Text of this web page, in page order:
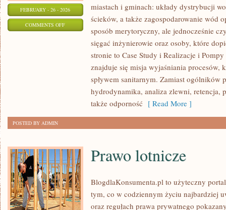
FEBRUARY - 26 - 2026
COMMENTS OFFON
ZRÓWNOWAŻONE
BUDOWNICTWO
miastach i gminach: układy dystrybucji
ścieków, a także zagospodarowanie wód
sposób merytoryczny, ale jednocześnie
sięgać inżynierowie oraz osoby, które
stronie to Case Study i Realizacje i Pompy
znajduje się misja wyjaśniania procesów,
spływem sanitarnym. Zamiast ogólników
hydrodynamika, analiza zlewni, retencja,
także odporność [ Read More ]
POSTED BY ADMIN
Prawo lotnicze
BlogdlaKonsumenta.pl to użyteczny
tym, co w codziennym życiu najbardziej
oraz regułach prawa prywatnego